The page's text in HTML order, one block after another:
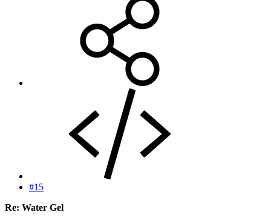
#15
Re: Water Gel